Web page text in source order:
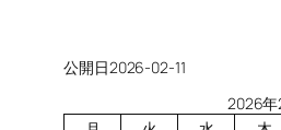
公開日2026-02-11
2026年